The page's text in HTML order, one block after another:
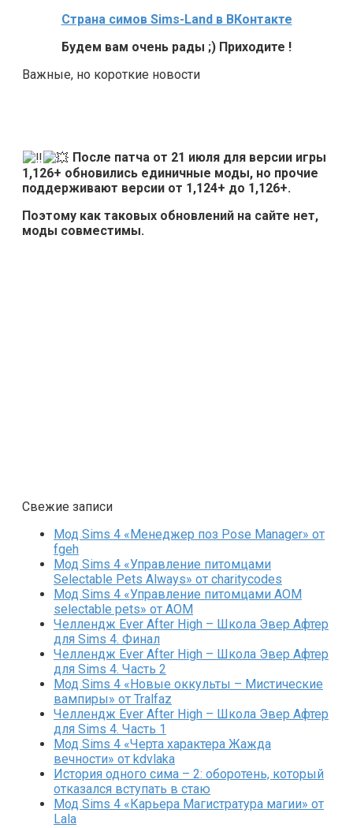
Страна симов Sims-Land в ВКонтакте
Будем вам очень рады ;) Приходите !
Важные, но короткие новости
После патча от 21 июля для версии игры
1,126+ обновились единичные моды, но прочие
поддерживают версии от 1,124+ до 1,126+.
Поэтому как таковых обновлений на сайте нет,
моды совместимы.
Свежие записи
Мод Sims 4 «Менеджер поз Pose Manager» от
fgeh
Мод Sims 4 «Управление питомцами
Selectable Pets Always» от charitycodes
Мод Sims 4 «Управление питомцами AOM
selectable pets» от AOM
Челлендж Ever After High – Школа Эвер Афтер
для Sims 4. Финал
Челлендж Ever After High – Школа Эвер Афтер
для Sims 4. Часть 2
Мод Sims 4 «Новые оккульты – Мистические
вампиры» от Tralfaz
Челлендж Ever After High – Школа Эвер Афтер
для Sims 4. Часть 1
Мод Sims 4 «Черта характера Жажда
вечности» от kdvlaka
История одного сима – 2: оборотень, который
отказался вступать в стаю
Мод Sims 4 «Карьера Магистратура магии» от
Lala